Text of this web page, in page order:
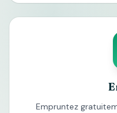
Empruntez